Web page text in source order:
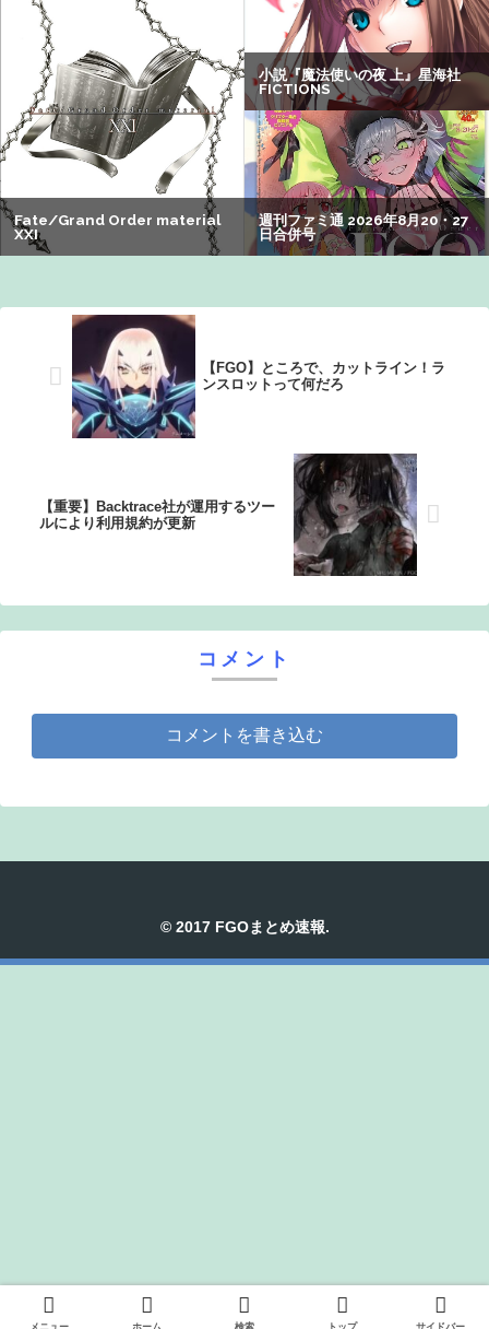
いデカイｗｗｗｗｗｗｗｗｗｗｗ
【悲報】Z世代の身長低下の理由、ついに判明かｗｗｗｗ：
26/08/02のニュース
【悲報】男が嫌いな男の特徴がこちらｗｗｗｗｗｗｗｗｗ
ワイの職場の後輩女子、かわいくていい匂いするけどマジ
でとんでもなく無能
ンから心配の声：26/08/07のニュース
【FGO】ところで、カットライン！ラ
ンスロットって何だろ
【重要】Backtrace社が運用するツー
ルにより利用規約が更新
コメント
コメントを書き込む
© 2017 FGOまとめ速報.
メニュー ホーム 検索 トップ サイドバー